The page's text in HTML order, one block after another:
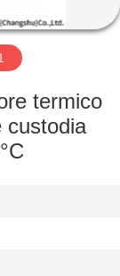
termico
custodia